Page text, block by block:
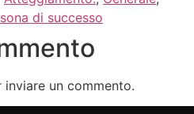
di successo
inviare un commento.